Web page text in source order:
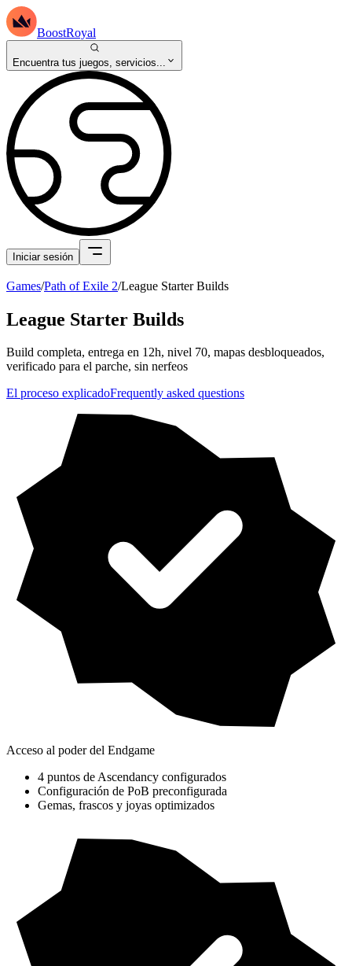
BoostRoyal
Encuentra tus juegos, servicios...
Iniciar sesión
Games/Path of Exile 2/League Starter Builds
League Starter Builds
Build completa, entrega en 12h, nivel 70, mapas desbloqueados,
verificado para el parche, sin nerfeos
El proceso explicadoFrequently asked questions
Acceso al poder del Endgame
4 puntos de Ascendancy configurados
Configuración de PoB preconfigurada
Gemas, frascos y joyas optimizados